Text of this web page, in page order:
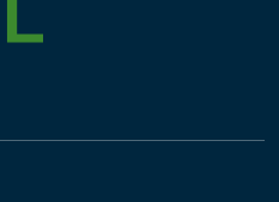
esterno)
(link esterno)